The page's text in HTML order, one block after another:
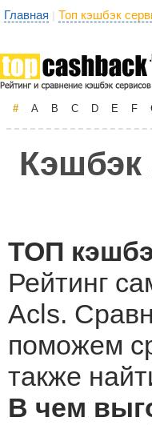
Главная | Топ кэшбэк
# A B C D E F
Кэшбэк
ТОП
Рейтинг
Acls.
поможем
также
В чем